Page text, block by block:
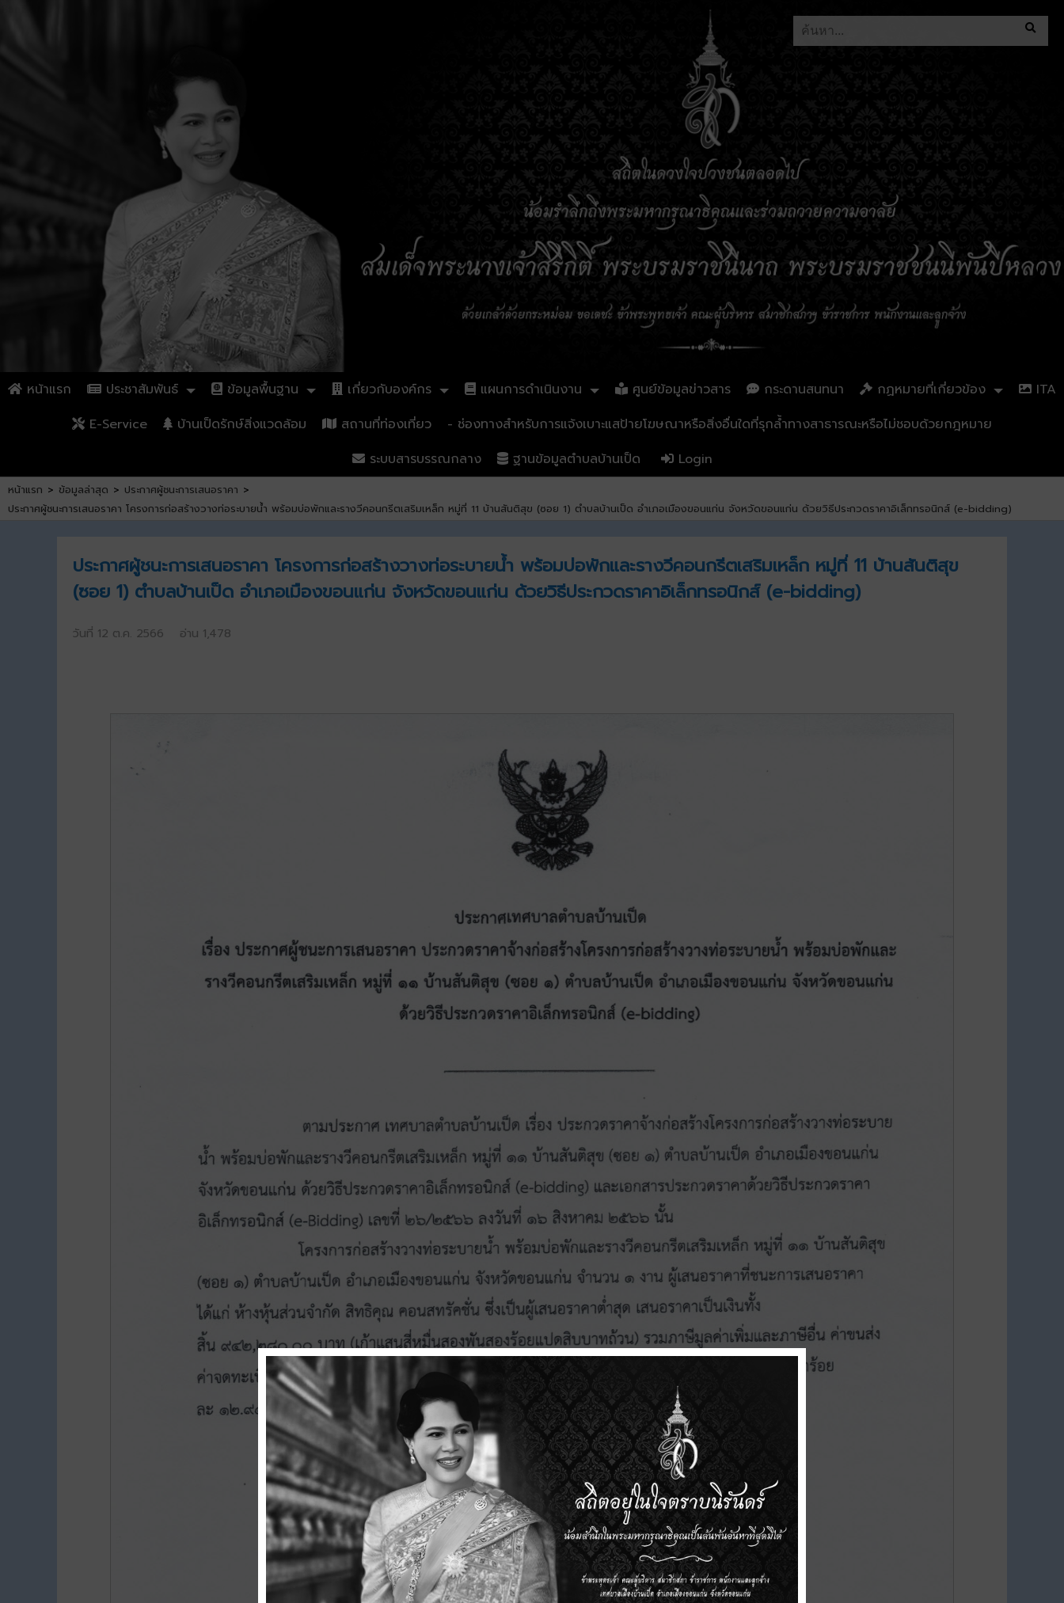
หน้าแรก ประชาสัมพันธ์ ข้อมูลพื้นฐาน เกี่ยวกับองค์กร แผนการดำเนินงาน ศูนย์ข้อมูลข่าวสาร กระดานสนทนา กฏหมายที่เกี่ยวข้อง
ITA
E-Service
บ้านเป็ดรักษ์สิ่งแวดล้อม สถานที่ท่องเที่ยว
- ช่องทางสำหรับการแจ้งเบาะแสป้ายโฆษณาหรือสิ่งอื่นใดที่รุกล้ำทางสาธารณะหรือไม่ชอบด้วยกฎหมาย
ระบบสารบรรณกลาง
ฐานข้อมูลตำบลบ้านเป็ด Login
หน้าแรก > ข้อมูลล่าสุด > ประกาศผู้ชนะการเสนอราคา >
ประกาศผู้ชนะการเสนอราคา โครงการก่อสร้างวางท่อระบายน้ำ พร้อมบ่อพักและรางวีคอนกรีตเสริมเหล็ก หมู่ที่ 11 บ้านสันติสุข (ซอย 1) ตำบลบ้านเป็ด อำเภอเมืองขอนแก่น จังหวัดขอนแก่น ด้วยวิธีประกวดราคาอิเล็กทรอนิกส์ (e-bidding)
ประกาศผู้ชนะการเสนอราคา โครงการก่อสร้างวางท่อระบายน้ำ พร้อมบ่อพักและรางวีคอนกรีตเสริมเหล็ก หมู่ที่ 11 บ้านสันติสุข
(ซอย 1) ตำบลบ้านเป็ด อำเภอเมืองขอนแก่น จังหวัดขอนแก่น ด้วยวิธีประกวดราคาอิเล็กทรอนิกส์ (e-bidding)
วันที่ 12 ต.ค. 2566 อ่าน 1,478